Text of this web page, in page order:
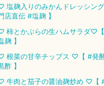
塩麹入りのみかんドレッシン
店直伝 #塩麹 】
柿とかぶらの生ハムサラダ♡
麹 】
根菜の甘辛チップス ♡【 #発
酢 】
牛肉と茄子の醤油麹炒め ♡【